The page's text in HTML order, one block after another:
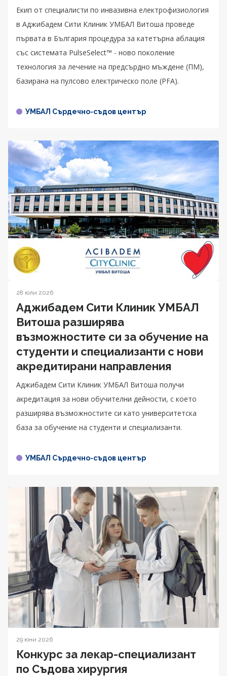
Екип от специалисти по инвазивна електрофизиология
в Аджибадем Сити Клиник УМБАЛ Витоша проведе
първата в България процедура за катетърна аблация
със системата PulseSelect™ - новo поколение
технология за лечение на предсърдно мъждене (ПМ),
базирана на пулсово електрическо поле (PFA).
УМБАЛ Сърдечно-съдов център
28 юли 2026
Аджибадем Сити Клиник УМБАЛ
Витоша разширява
възможностите си за обучение на
студенти и специализанти с нови
акредитирани направления
Аджибадем Сити Клиник УМБАЛ Витоша получи
акредитация за нови обучителни дейности, с което
разширява възможностите си като университетска
база за обучение на студенти и специализанти.
УМБАЛ Сърдечно-съдов център
29 юни 2026
Конкурс за лекар-специализант
по Съдова хирургия